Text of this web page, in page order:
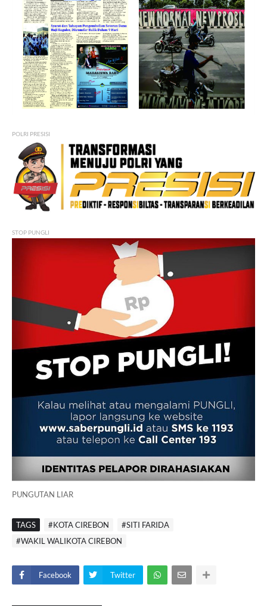
POLRI PRESISI
STOP PUNGLI
PUNGUTAN LIAR
TAGS #KOTA CIREBON
#SITI FARIDA
#WAKIL WALIKOTA CIREBON
Facebook Twitter